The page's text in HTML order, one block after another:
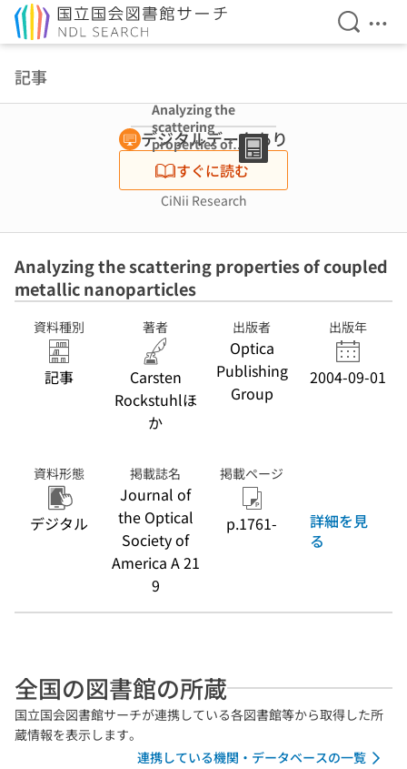
検索を
メ
記事
Analyzing the
scattering
properties of
coupled metallic
nanoparticles
デジタルデータあり
すぐに読む
CiNii Research
Analyzing the scattering properties of coupled
metallic nanoparticles
資料種別
記事
著者
Carsten
Rockstuhlほ
か
出版者
Optica
Publishing
Group
出版年
2004-09-01
資料形態
デジタル
掲載誌名
Journal of
the Optical
Society of
America A 21
9
掲載ページ
p.1761-
詳細を見
る
全国の図書館の所蔵
国立国会図書館サーチが連携している各図書館等から取得した所
蔵情報を表示します。
連携している機関・データベースの一覧